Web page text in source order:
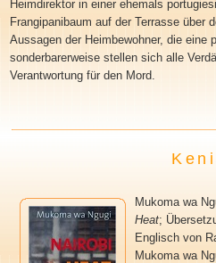
Heimdirektor in einer ehemals
Frangipanibaum auf der Terrasse über
Aussagen der Heimbewohner, die eine
sonderbarerweise stellen sich alle
Verantwortung für den Mord.
Mukoma wa
Heat;
Englisch von
Mukoma wa